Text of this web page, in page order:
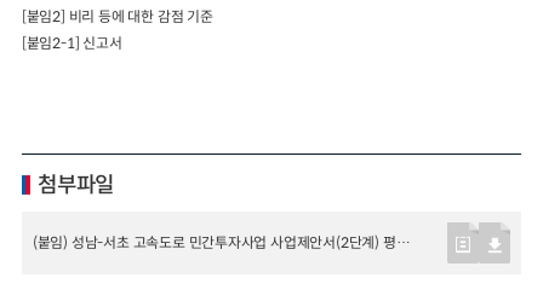
[붙임2] 비리 등에 대한 감점 기준
[붙임2-1] 신고서
첨부파일
(붙임) 성남-서초 고속도로 민간투자사업 사업제안서(2단계) 평가위원 후보자 수정 공고.hwp